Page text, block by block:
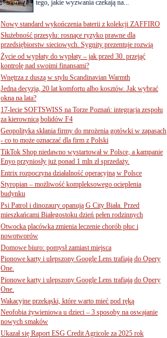
tego, jakie wyzwania czekają na...
Nowy standard wykończenia baterii z kolekcji ZAFFIRO
Służebność przesyłu: rosnące ryzyko prawne dla
przedsiębiorstw sieciowych. Sygnity prezentuje rozwią
Życie od wypłaty do wypłaty – jak przed 30. przejąć
kontrolę nad swoimi finansami?
Wnętrza z duszą w stylu Scandinavian Warmth
Jedna decyzja, 20 lat komfortu albo kosztów. Jak wybrać
okna na lata?
17-lecie SOFTSWISS na Torze Poznań: integracja zespołu
za kierownicą bolidów F4
Geopolityka skłania firmy do mrożenia gotówki w zapasach
- co to może oznaczać dla firm z Polski
TikTok Shop niedawno wystartował w Polsce, a kampanie
Enyo przyniosły już ponad 1 mln zł sprzedaży.
Entrix rozpoczyna działalność operacyjną w Polsce
Styropian – możliwość kompleksowego ocieplenia
budynku
Psi Patrol i dinozaury opanują G City Biała. Przed
mieszkańcami Białegostoku dzień pełen rodzinnych
Otwocka placówka zmienia leczenie chorób płuc i
nowotworów
Domowe biuro: pomysł zamiast miejsca
Pionowe karty i ulepszony Google Lens trafiają do Opery
One.
Pionowe karty i ulepszony Google Lens trafiają do Opery
One.
Wakacyjne przekąski, które warto mieć pod ręką
Neofobia żywieniowa u dzieci – 3 sposoby na oswajanie
nowych smaków
Ukazał się Raport ESG Credit Agricole za 2025 rok